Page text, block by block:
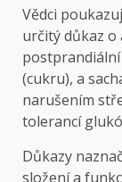
Vědci
určitý důkaz o
(cukru), a
narušením
tolerancí
Důkazy
složení a